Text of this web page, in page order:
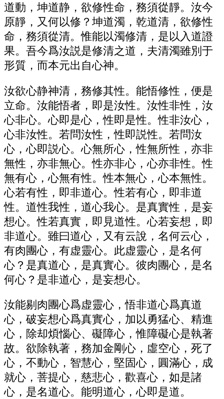
道動，坤道静，欲修性命，務須從靜。汝今
原靜，又何以修？坤道濁，乾道清，欲修性
命，務須從清。惟能以濁修清，是以入道證
果。吾今爲汝説是修清之道，夫清濁雖別于
形質，而本元出自心神。
汝欲心静神清，務修其性。能悟修性，便是
立命。汝能悟者，即是汝性。汝性非性，汝
心非心。心即是心，性即是性。性非汝心，
心非汝性。若問汝性，性即説性。若問汝
心，心即説心。心無所心，性無所性，亦非
無性，亦非無心。性亦非心，心亦非性。性
無有心，心無有性。性本無心，心本無性。
心若有性，即非道心。性若有心，即非道
性。道性我性，道心我心。是真實性，是妄
想心。性若真實，即見道性。心若妄想，即
非道心。雖曰道心，又有云說，名何云心，
有肉團心，有虚靈心。此虚靈心，是名何
心？是真道心，是真實心。彼肉團心，是名
何心？是非道心，是妄想心。
汝能剔肉團心爲虚靈心，悟非道心爲真道
心，破妄想心爲真實心，加以勇猛心、精進
心，除却煩惱心、礙障心，惟障礙心是執著
故。欲除執著，務加金剛心，虛空心，死了
心，不動心，智慧心，堅固心，圓滿心，成
就心，菩提心，慈悲心，歡喜心，如是諸
心，是名道心。能明道心，心即是道。